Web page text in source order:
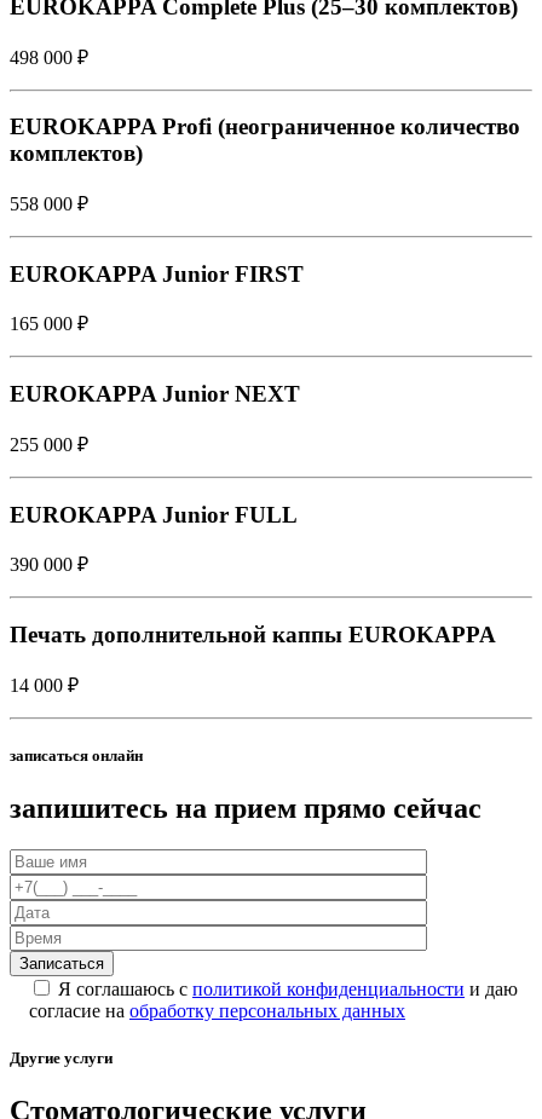
EUROKAPPA Complete Plus (25–30 комплектов)
498 000 ₽
EUROKAPPA Profi (неограниченное количество
комплектов)
558 000 ₽
EUROKAPPA Junior FIRST
165 000 ₽
EUROKAPPA Junior NEXT
255 000 ₽
EUROKAPPA Junior FULL
390 000 ₽
Печать дополнительной каппы EUROKAPPA
14 000 ₽
записаться онлайн
запишитесь на прием прямо сейчас
Я соглашаюсь с политикой конфиденциальности и даю
согласие на обработку персональных данных
Другие услуги
Стоматологические услуги